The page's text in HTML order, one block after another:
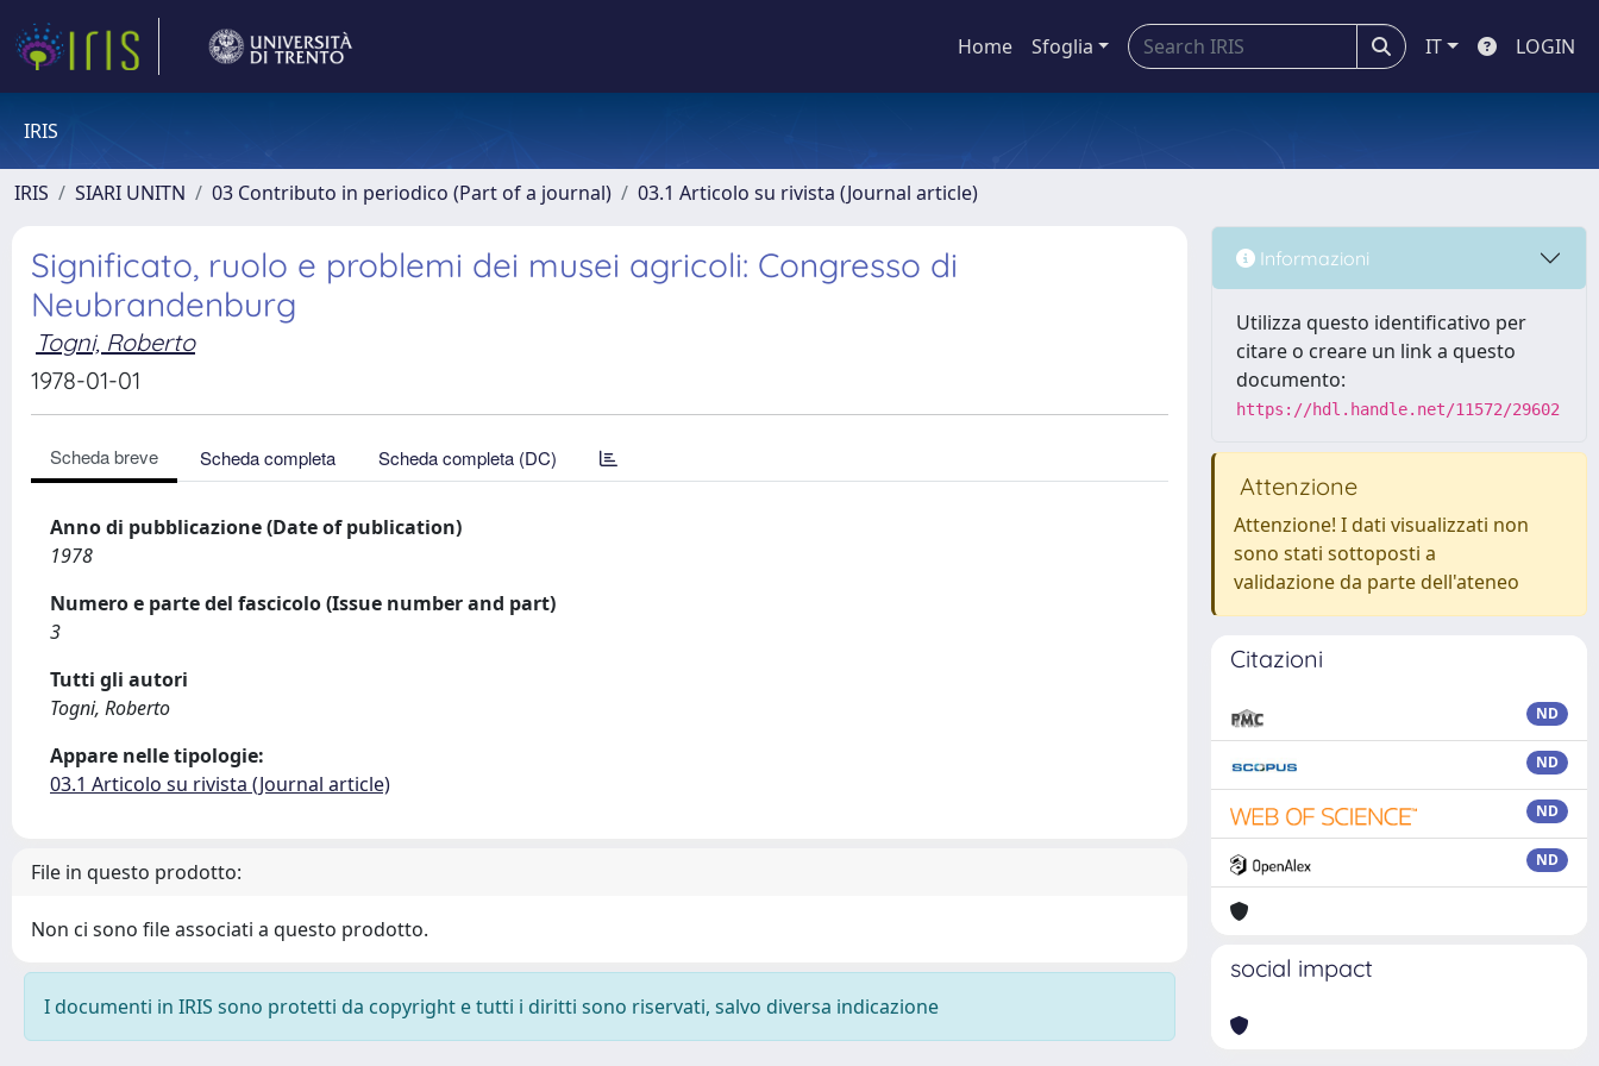
Home Sfoglia IT LOGIN
IRIS
IRIS SIARI UNITN 03 Contributo in periodico (Part of a journal) 03.1 Articolo su rivista (Journal article)
Significato, ruolo e problemi dei musei agricoli: Congresso di
Neubrandenburg
Togni, Roberto
1978-01-01
Scheda breve Scheda completa Scheda completa (DC)
Anno di pubblicazione (Date of publication)
1978
Numero e parte del fascicolo (Issue number and part)
3
Tutti gli autori
Togni, Roberto
Appare nelle tipologie:
03.1 Articolo su rivista (Journal article)
File in questo prodotto:
Non ci sono file associati a questo prodotto.
I documenti in IRIS sono protetti da copyright e tutti i diritti sono riservati, salvo diversa indicazione
Informazioni
Utilizza questo identificativo per
citare o creare un link a questo
documento:
https://hdl.handle.net/11572/29602
Attenzione
Attenzione! I dati visualizzati non
sono stati sottoposti a
validazione da parte dell'ateneo
Citazioni
ND
ND
ND
ND
social impact